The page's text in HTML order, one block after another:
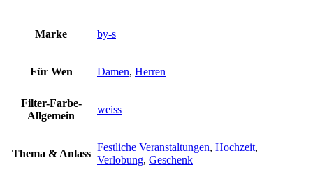
Marke by-s
Für Wen Damen, Herren
Filter-Farbe-
Allgemein
weiss
Thema & Anlass
Festliche Veranstaltungen, Hochzeit,
Verlobung, Geschenk